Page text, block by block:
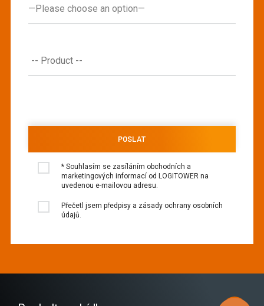
* Souhlasím se zasíláním obchodních a
marketingových informací od LOGITOWER na
uvedenou e-mailovou adresu.
Přečetl jsem předpisy a zásady ochrany osobních
údajů.